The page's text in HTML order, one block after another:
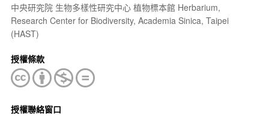
中央研究院 生物多樣性研究中心 植物標本館 Herbarium,
Research Center for Biodiversity, Academia Sinica, Taipei
(HAST)
授權條款
授權聯絡窗口